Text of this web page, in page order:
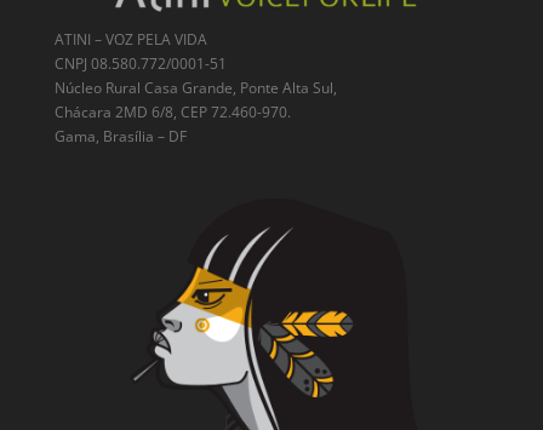
ATINI – VOZ PELA VIDA
CNPJ 08.580.772/0001-51
Núcleo Rural Casa Grande, Ponte Alta Sul,
Chácara 2MD 6/8, CEP 72.460-970.
Gama, Brasília – DF